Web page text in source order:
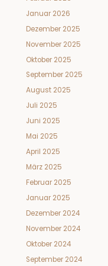
Januar 2026
Dezember 2025
November 2025
Oktober 2025
September 2025
August 2025
Juli 2025
Juni 2025
Mai 2025
April 2025
März 2025
Februar 2025
Januar 2025
Dezember 2024
November 2024
Oktober 2024
September 2024